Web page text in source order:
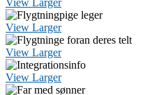
View Larger
View Larger
View Larger